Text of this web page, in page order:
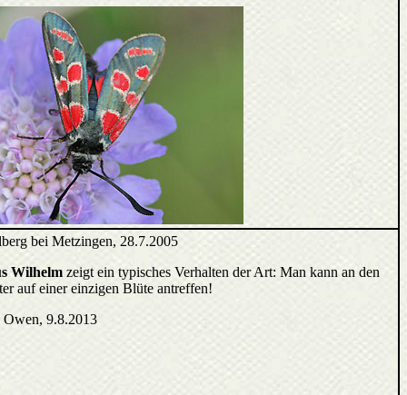
bei Metzingen, 28.7.2005
Wilhelm zeigt ein typisches Verhalten der Art: Man kann an den
auf einer einzigen Blüte antreffen!
9.8.2013